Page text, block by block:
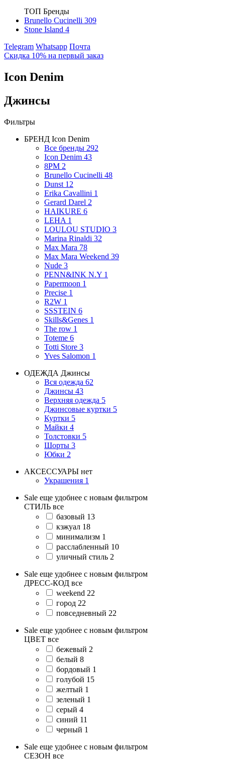
ТОП Бренды
Brunello Cucinelli 309
Stone Island 4
Telegram Whatsapp Почта
Скидка 10% на первый заказ
Icon Denim
Джинсы
Фильтры
БРЕНД Icon Denim
Все бренды 292
Icon Denim 43
8PM 2
Brunello Cucinelli 48
Dunst 12
Erika Cavallini 1
Gerard Darel 2
HAIKURE 6
LEHA 1
LOULOU STUDIO 3
Marina Rinaldi 32
Max Mara 78
Max Mara Weekend 39
Nude 3
PENN&INK N.Y 1
Papermoon 1
Precise 1
R2W 1
SSSTEIN 6
Skills&Genes 1
The row 1
Toteme 6
Totti Store 3
Yves Salomon 1
ОДЕЖДА Джинсы
Вся одежда 62
Джинсы 43
Верхняя одежда 5
Джинсовые куртки 5
Куртки 5
Майки 4
Толстовки 5
Шорты 3
Юбки 2
АКСЕССУАРЫ нет
Украшения 1
Sale еще удобнее с новым фильтром
СТИЛЬ все
базовый 13
кэжуал 18
минимализм 1
расслабленный 10
уличный стиль 2
Sale еще удобнее с новым фильтром
ДРЕСС-КОД все
weekend 22
город 22
повседневный 22
Sale еще удобнее с новым фильтром
ЦВЕТ все
бежевый 2
белый 8
бордовый 1
голубой 15
желтый 1
зеленый 1
серый 4
синий 11
черный 1
Sale еще удобнее с новым фильтром
СЕЗОН все